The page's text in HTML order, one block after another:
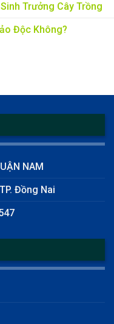
Trưởng Cây Trồng
Độc Không?
NAM
Đồng Nai